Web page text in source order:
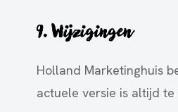
9. Wijzigingen
Holland Marketinghuis
actuele versie is altijd